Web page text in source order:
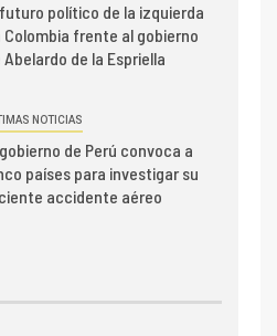
político de la izquierda
Colombia frente al gobierno
Abelardo de la Espriella
NOTICIAS
de Perú convoca a
países para investigar su
accidente aéreo